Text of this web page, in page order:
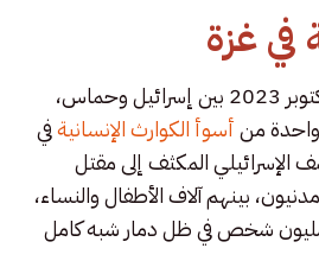
في غزة
منذ اندلاع الحرب في 7 أكتوبر 2023 بين إسرائيل وحماس،
منأسوأ الكوارث الإنسانيةفي
الإسرائيلي المكثف إلى مقتل
بينهم آلاف الأطفال والنساء،
شرد أكثر من 1.7 مليون شخص في ظل دمار شبه كامل